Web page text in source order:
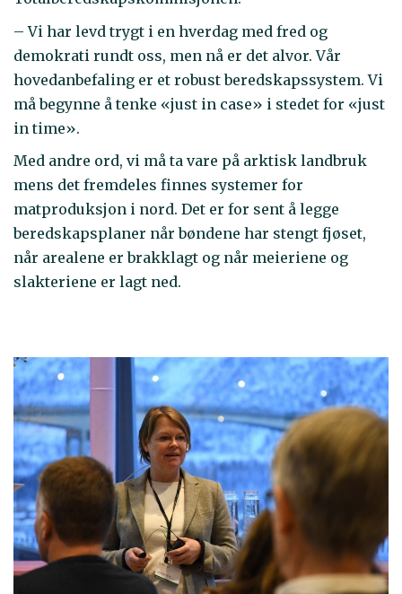
– Vi har levd trygt i en hverdag med fred og
demokrati rundt oss, men nå er det alvor. Vår
hovedanbefaling er et robust beredskapssystem. Vi
må begynne å tenke «just in case» i stedet for «just
in time».
Med andre ord, vi må ta vare på arktisk landbruk
mens det fremdeles finnes systemer for
matproduksjon i nord. Det er for sent å legge
beredskapsplaner når bøndene har stengt fjøset,
når arealene er brakklagt og når meieriene og
slakteriene er lagt ned.